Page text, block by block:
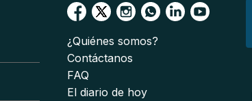
¿Quiénes somos?
Contáctanos
FAQ
El diario de hoy